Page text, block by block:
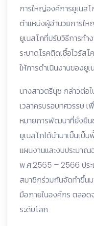
การใหญ่องค์การยูเนสโ
ตำแหน่งผู้อำนวยการใ
ยูเนสโกที่ปรับวิธีการท
ระบาดโรคติดเชื้อไวรัส
ให้การดำเนินงานของยู
นางสาวตรีนุช กล่าวต่อ
เวลาครบรอบทศวรรษ เ
หมายการพัฒนาที่ยั่งยืน
ยูเนสโกได้นำมาเป็นเป็
แผนงานและงบประมา
พ.ศ.2565 – 2566 ประ
สมาชิกร่วมกันจัดทำขึ้น
มือภายในองค์กร ตลอ
ระดับโลก